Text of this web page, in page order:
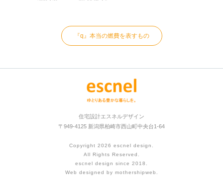
『q』本当の燃費を表すもの
住宅設計エスネルデザイン
〒949-4125 新潟県柏崎市西山町中央台1-64
Copyright 2026 escnel design
All Rights Reserved.
escnel design since 2018.
Web designed by mothershipweb